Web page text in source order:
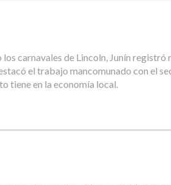
carnavales de Lincoln, Junín registró
el trabajo mancomunado con el
tiene en la economía local.